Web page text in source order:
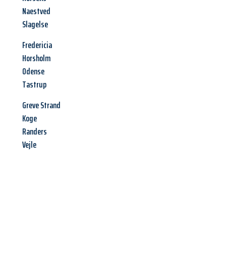
Naestved
Slagelse
Fredericia
Horsholm
Odense
Tastrup
Greve Strand
Koge
Randers
Vejle